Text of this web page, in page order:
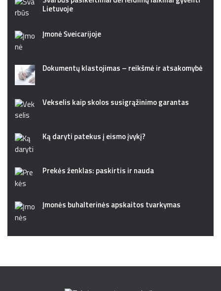
Lietuvoje
Įmonė Šveicarijoje
Dokumentų klastojimas – reikšmė ir atsakomybė
Vekselis kaip skolos susigrąžinimo garantas
Ką daryti patekus į eismo įvykį?
Prekės ženklas: paskirtis ir nauda
Įmonės buhalterinės apskaitos tvarkymas